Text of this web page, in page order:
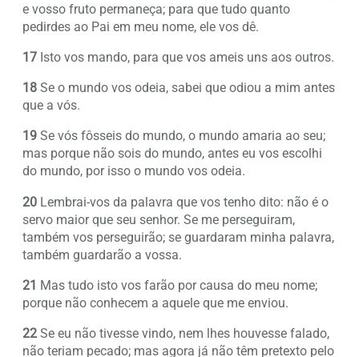
e vosso fruto permaneça; para que tudo quanto
pedirdes ao Pai em meu nome, ele vos dê.
17 Isto vos mando, para que vos ameis uns aos outros.
18 Se o mundo vos odeia, sabei que odiou a mim antes
que a vós.
19 Se vós fôsseis do mundo, o mundo amaria ao seu;
mas porque não sois do mundo, antes eu vos escolhi
do mundo, por isso o mundo vos odeia.
20 Lembrai-vos da palavra que vos tenho dito: não é o
servo maior que seu senhor. Se me perseguiram,
também vos perseguirão; se guardaram minha palavra,
também guardarão a vossa.
21 Mas tudo isto vos farão por causa do meu nome;
porque não conhecem a aquele que me enviou.
22 Se eu não tivesse vindo, nem lhes houvesse falado,
não teriam pecado; mas agora já não têm pretexto pelo